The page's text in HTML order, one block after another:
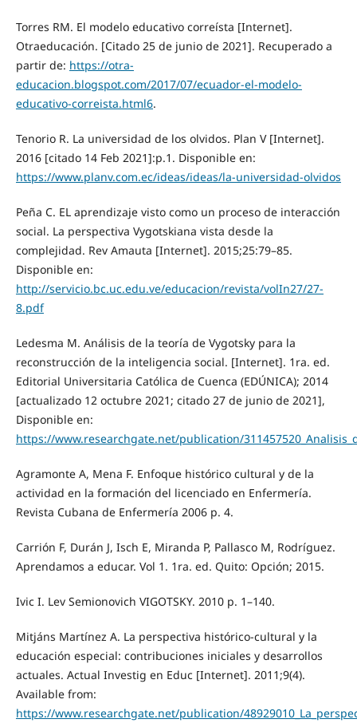
Torres RM. El modelo educativo correísta [Internet].
Otraeducación. [Citado 25 de junio de 2021]. Recuperado a
partir de: https://otra-
educacion.blogspot.com/2017/07/ecuador-el-modelo-
educativo-correista.html6.
Tenorio R. La universidad de los olvidos. Plan V [Internet].
2016 [citado 14 Feb 2021]:p.1. Disponible en:
https://www.planv.com.ec/ideas/ideas/la-universidad-olvidos
Peña C. EL aprendizaje visto como un proceso de interacción
social. La perspectiva Vygotskiana vista desde la
complejidad. Rev Amauta [Internet]. 2015;25:79–85.
Disponible en:
http://servicio.bc.uc.edu.ve/educacion/revista/volIn27/27-
8.pdf
Ledesma M. Análisis de la teoría de Vygotsky para la
reconstrucción de la inteligencia social. [Internet]. 1ra. ed.
Editorial Universitaria Católica de Cuenca (EDÚNICA); 2014
[actualizado 12 octubre 2021; citado 27 de junio de 2021],
Disponible en:
https://www.researchgate.net/publication/
Agramonte A, Mena F. Enfoque histórico cultural y de la
actividad en la formación del licenciado en Enfermería.
Revista Cubana de Enfermería 2006 p. 4.
Carrión F, Durán J, Isch E, Miranda P, Pallasco M, Rodríguez.
Aprendamos a educar. Vol 1. 1ra. ed. Quito: Opción; 2015.
Ivic I. Lev Semionovich VIGOTSKY. 2010 p. 1–140.
Mitjáns Martínez A. La perspectiva histórico-cultural y la
educación especial: contribuciones iniciales y desarrollos
actuales. Actual Investig en Educ [Internet]. 2011;9(4).
Available from:
https://www.researchgate.net/publication/